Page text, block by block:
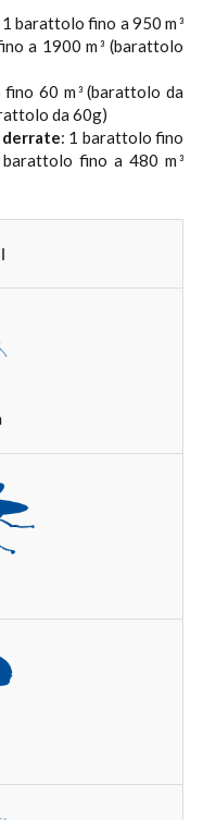
1 barattolo fino a 950 m 3
a 1900 m 3
(barattolo
60 m 3(barattolo da
da 60g)
: 1 barattolo fino
fino a 480 m 3